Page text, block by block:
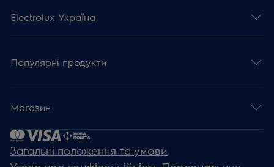
Electrolux Україна
Популярні продукти
Магазин
Загальні положення та умови